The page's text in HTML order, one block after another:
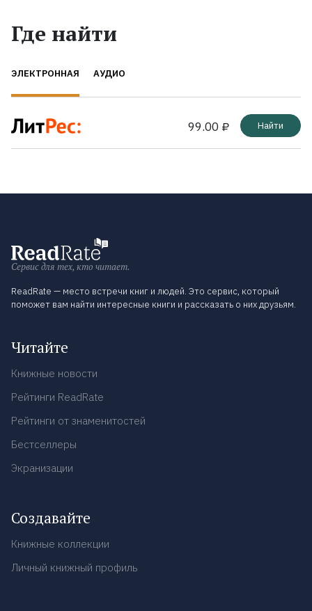
Где найти
ЭЛЕКТРОННАЯ АУДИО
99.00 ₽ Найти
Сервис для тех, кто читает.
ReadRate — место встречи книг и людей. Это сервис, который
поможет вам найти интересные книги и рассказать о них друзьям.
Читайте
Книжные новости
Рейтинги ReadRate
Рейтинги от знаменитостей
Бестселлеры
Экранизации
Создавайте
Книжные коллекции
Личный книжный профиль